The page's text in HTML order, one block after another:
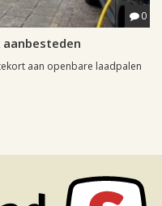
0
aan openbare laadpalen